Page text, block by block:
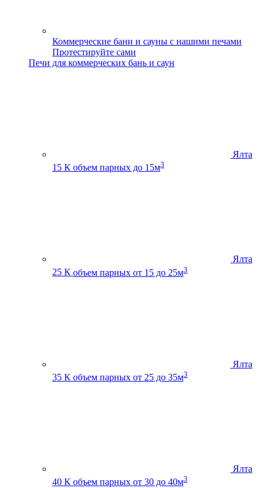
Коммерческие бани и сауны с нашими печами
Протестируйте сами
Печи для коммерческих бань и саун
Ялта
15 К объем парных до 15м3
Ялта
25 К объем парных от 15 до 25м3
Ялта
35 К объем парных от 25 до 35м3
Ялта
40 К объем парных от 30 до 40м3